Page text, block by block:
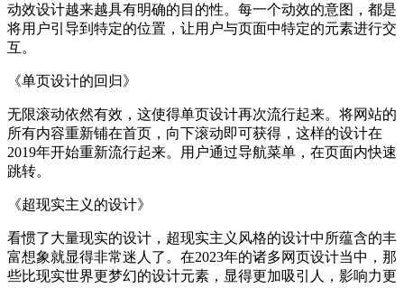
动效设计越来越具有明确的目的性。每一个动效的意图，都是
将用户引导到特定的位置，让用户与页面中特定的元素进行交
互。
《单页设计的回归》
无限滚动依然有效，这使得单页设计再次流行起来。将网站的
所有内容重新铺在首页，向下滚动即可获得，这样的设计在
2019年开始重新流行起来。用户通过导航菜单，在页面内快速
跳转。
《超现实主义的设计》
看惯了大量现实的设计，超现实主义风格的设计中所蕴含的丰
富想象就显得非常迷人了。在2023年的诸多网页设计当中，那
些比现实世界更梦幻的设计元素，显得更加吸引人，影响力更